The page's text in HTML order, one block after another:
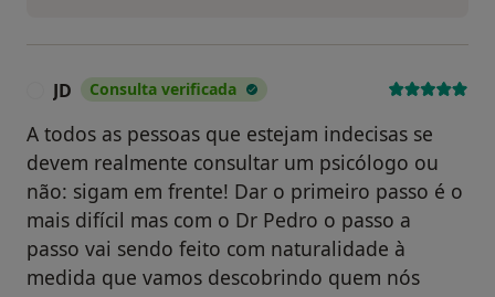
JD Consulta verificada
A todos as pessoas que estejam indecisas se
devem realmente consultar um psicólogo ou
não: sigam em frente! Dar o primeiro passo é o
mais difícil mas com o Dr Pedro o passo a
passo vai sendo feito com naturalidade à
medida que vamos descobrindo quem nós